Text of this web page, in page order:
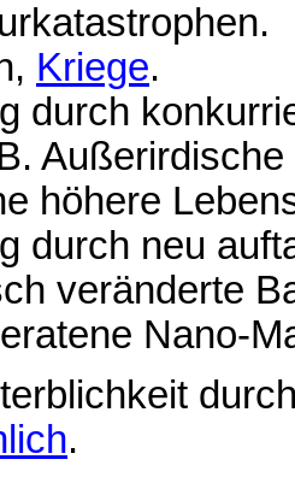
Kriege.
durch
höhere
durch neu
veränderte
Nano-
.